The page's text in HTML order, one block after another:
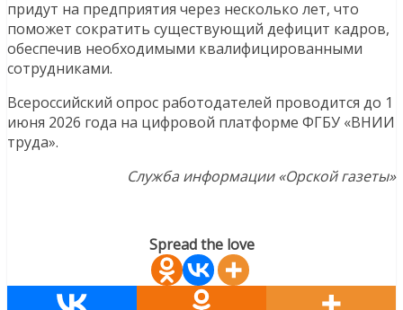
придут на предприятия через несколько лет, что
поможет сократить существующий дефицит кадров,
обеспечив необходимыми квалифицированными
сотрудниками.
Всероссийский опрос работодателей проводится до 1
июня 2026 года на цифровой платформе ФГБУ «ВНИИ
труда».
Служба информации «Орской газеты»
Spread the love